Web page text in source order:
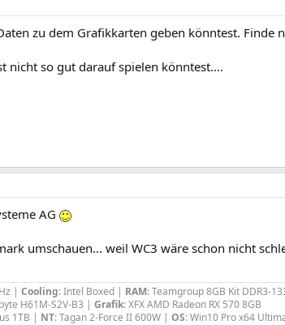
zu dem Grafikkarten geben könntest. Finde
nicht so gut darauf spielen könntest....
AG
umschauen... weil WC3 wäre schon nicht
| Cooling: Intel Boxed | RAM: Teamgroup 8GB Kit DDR3-
H61M-S2V-B3 | Grafik: XFX AMD Radeon RX 570 8GB
1TB | NT: Tagan 2-Force II 600W | OS: Win10 Pro x64